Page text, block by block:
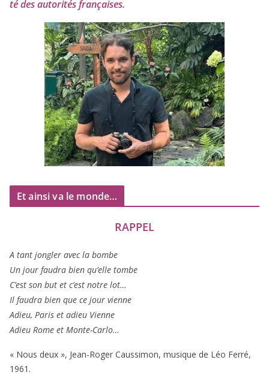
té des auto­ri­tés françaises.
Et ainsi va le monde…
RAPPEL
A tant jon­gler avec la bombe
Un jour fau­dra bien qu’elle tombe
C’est son but et c’est notre lot…
Il fau­dra bien que ce jour vienne
Adieu, Paris et adieu Vienne
Adieu Rome et Monte-Carlo…
« Nous deux », Jean-Roger Caussimon, musique de Léo Ferré,
1961 .